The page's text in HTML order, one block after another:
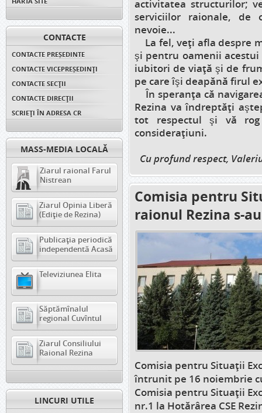
CONTACTE
CONTACTE PREȘEDINTE
CONTACTE VICEPREȘEDINŢI
CONTACTE SECȚII
CONTACTE DIRECȚII
SCRIEȚI ÎN ADRESA CR
MASS-MEDIA LOCALĂ
Ziarul raional Farul
Nistrean
Ziarul Opinia Liberă
(Ediție de Rezina)
Publicația periodică
independentă Acasă
Televiziunea Elita
Săptămînalul
regional Cuvîntul
Ziarul Consiliului
Raional Rezina
LINCURI UTILE
activitatea structurilor;
serviciilor raionale, de
nevoie...
La fel, veţi afla despre
şi pentru oamenii
iubitori de viaţă şi de
pe care îşi deapănă firul
În speranţa că
Rezina va îndreptăţi
tot respectul şi vă
consideraţiuni.
Cu profund respect,
Comisia pentru
raionul Rezina s-
Comisia pentru Situații
întrunit pe 16 noiembrie
Comisia pentru Situații
nr.1 la Hotărârea CSE